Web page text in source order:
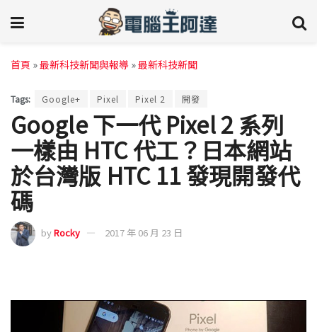
首頁 »最新科技新聞與報導 »最新科技新聞
Tags: Google+ Pixel Pixel 2 開發
Google 下一代 Pixel 2 系列
一樣由 HTC 代工？日本網站
於台灣版 HTC 11 發現開發代
碼
byRocky 2017 年 06 月 23 日